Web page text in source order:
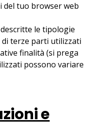
del tuo browser web
le tipologie
terze parti utilizzati
finalità (si prega
possono variare
e